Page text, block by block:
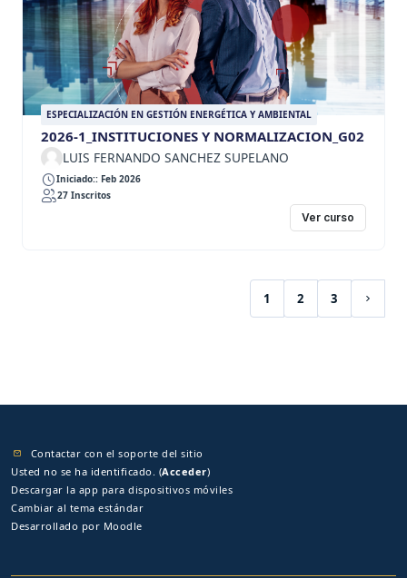
ESPECIALIZACIÓN EN GESTIÓN ENERGÉTICA Y AMBIENTAL
2026-1_INSTITUCIONES Y NORMALIZACION_G02
LUIS FERNANDO SANCHEZ SUPELANO
Iniciado:: Feb 2026
27 Inscritos
Ver curso
1
(current)
2 3
Contactar con el soporte del sitio
Usted no se ha identificado. (Acceder)
Descargar la app para dispositivos móviles
Cambiar al tema estándar
Desarrollado por Moodle